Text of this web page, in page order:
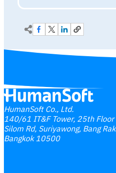
HumanSoft Co., Ltd.
140/61 IT&F Tower, 25th Floor
Silom Rd, Suriyawong, Bang Rak
Bangkok 10500